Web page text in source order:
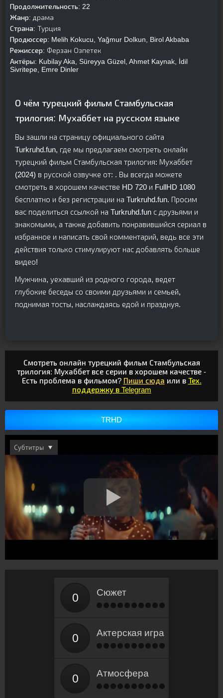
Продолжительность: 22
Жанр: драма
Страна: Турция
Продюссер: Melih Kokucu, Yağmur Dolkun, Birol Akbaba
Режиссер: Ферзан Озпетек
Актёры: Kubilay Aka, Süreyya Güzel, Ahmet Kaynak, İdil
Sivritepe, Emre Dinler
О чём турецкий фильм Стамбульская
трилогия: Мухаббет на русском языке
Вы зашли на страницу официального сайта
Turkruhd.fun, где мы предлагаем смотреть онлайн
турецкий фильм Стамбульская трилогия: Мухаббет
(2024) в русской озвучке от: . Вы всегда можете
смотреть в хорошем качестве HD 720 и FullHD 1080
бесплатно и без регистрации на Turkruhd.fun. Просим
вас поделиться ссылкой на Turkruhd.fun с друзьями и
знакомыми, а также добавить понравившийся сериал в
избранное и написать свой комментарий, ведь все эти
действия только стимулируют нас добавлять больше
видео!
Мужчина, уехавший из родного города, ведет
глубокие беседы со своими друзьями и семьей,
поднимая тосты, наслаждаясь едой и празднуя.
Смотреть онлайн турецкий фильм Стамбульская
трилогия: Мухаббет все серии в хорошем качестве -
Есть проблема в фильмом? Пиши сюда или в Тех.
поддержку в Telegram
TRHD
Сюжет
Актерская игра
Атмосфера